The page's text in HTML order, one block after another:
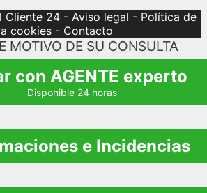
Cliente 24 - Aviso legal - Política de
cookies - Contacto
MOTIVO DE SU CONSULTA
con AGENTE experto
Disponible 24 horas
e Incidencias